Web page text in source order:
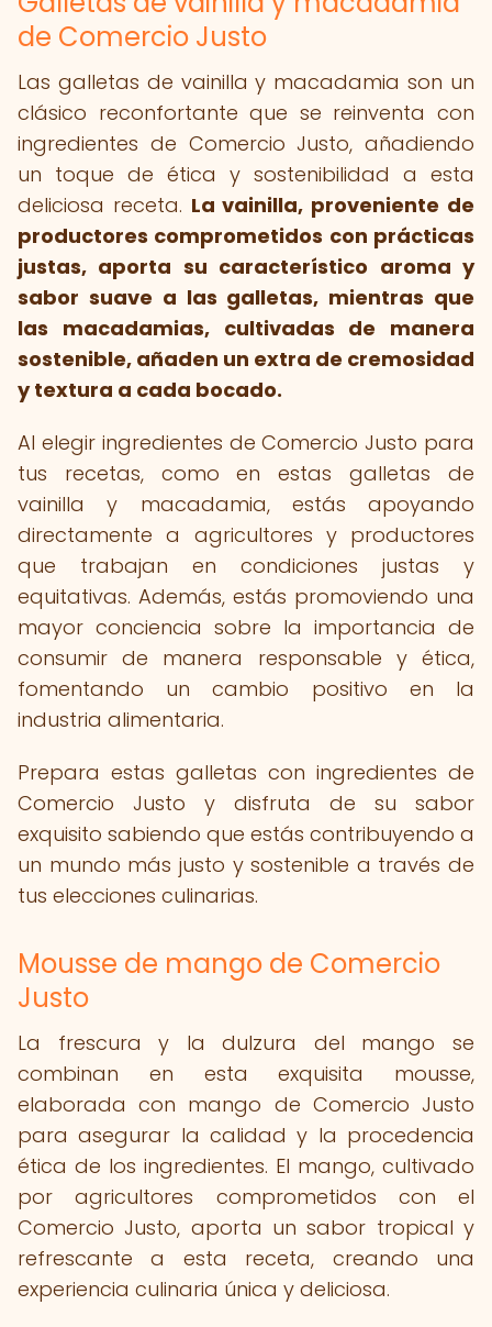
de Comercio Justo
Las galletas de vainilla y macadamia son un
clásico reconfortante que se reinventa con
ingredientes de Comercio Justo, añadiendo
un toque de ética y sostenibilidad a esta
deliciosa receta. La vainilla, proveniente de
productores comprometidos con prácticas
justas, aporta su característico aroma y
sabor suave a las galletas, mientras que
las macadamias, cultivadas de manera
sostenible, añaden un extra de cremosidad
y textura a cada bocado.
Al elegir ingredientes de Comercio Justo para
tus recetas, como en estas galletas de
vainilla y macadamia, estás apoyando
directamente a agricultores y productores
que trabajan en condiciones justas y
equitativas. Además, estás promoviendo una
mayor conciencia sobre la importancia de
consumir de manera responsable y ética,
fomentando un cambio positivo en la
industria alimentaria.
Prepara estas galletas con ingredientes de
Comercio Justo y disfruta de su sabor
exquisito sabiendo que estás contribuyendo a
un mundo más justo y sostenible a través de
tus elecciones culinarias.
Mousse de mango de Comercio
Justo
La frescura y la dulzura del mango se
combinan en esta exquisita mousse,
elaborada con mango de Comercio Justo
para asegurar la calidad y la procedencia
ética de los ingredientes. El mango, cultivado
por agricultores comprometidos con el
Comercio Justo, aporta un sabor tropical y
refrescante a esta receta, creando una
experiencia culinaria única y deliciosa.